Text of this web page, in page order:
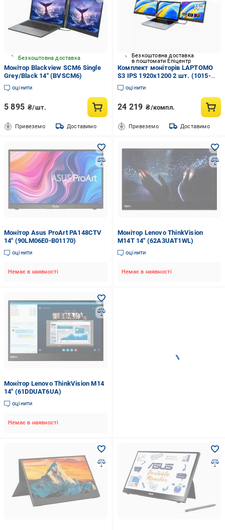
Безкоштовна доставка
Монітор Blackview SCM6 Single
Grey/Black 14" (BVSCM6)
оцінити
5 895 ₴/шт.
Привеземо Доставимо
Безкоштовна доставка
в поштомати Епіцентр
Комплект моніторів LAPTOMO
S3 IPS 1920x1200 2 шт. (1015-
090-00)
оцінити
24 219 ₴/компл.
Привеземо Доставимо
Монітор Asus ProArt PA148CTV
14" (90LM06E0-B01170)
оцінити
Немає в наявності
Монітор Lenovo ThinkVision
M14T 14" (62A3UAT1WL)
оцінити
Немає в наявності
Монітор Lenovo ThinkVision M14
14" (61DDUAT6UA)
оцінити
Немає в наявності